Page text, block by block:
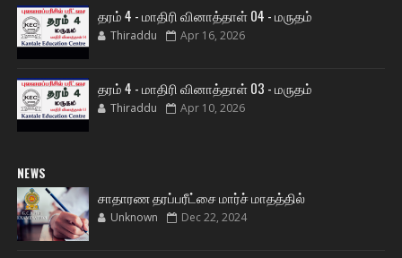
தரம் 4 - மாதிரி வினாத்தாள் 04 - மருதம்
Thiraddu Apr 16, 2026
தரம் 4 - மாதிரி வினாத்தாள் 03 - மருதம்
Thiraddu Apr 10, 2026
NEWS
சாதாரண தரப்பரீட்சை மார்ச் மாதத்தில்
Unknown Dec 22, 2024